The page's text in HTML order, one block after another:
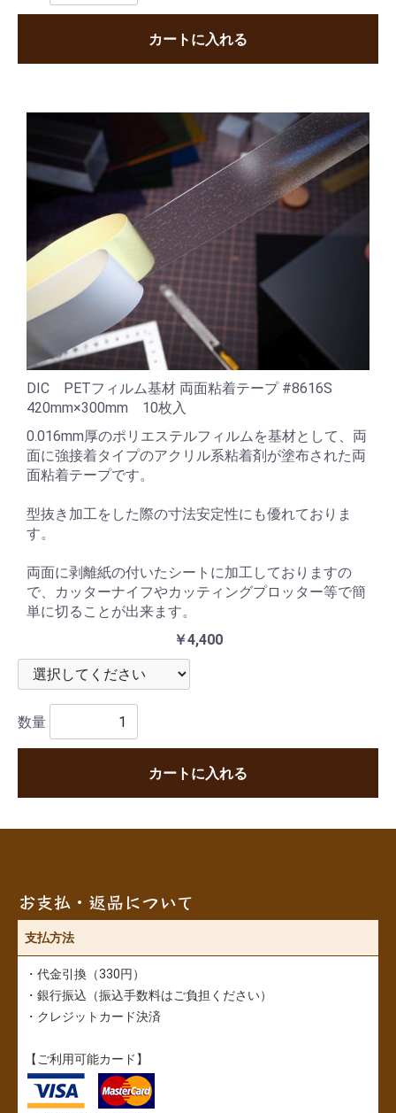
カートに入れる
DIC PETフィルム基材 両面粘着テープ #8616S
420mm×300mm 10枚入
0.016mm厚のポリエステルフィルムを基材として、両
面に強接着タイプのアクリル系粘着剤が塗布された両
面粘着テープです。
型抜き加工をした際の寸法安定性にも優れておりま
す。
両面に剥離紙の付いたシートに加工しておりますの
で、カッターナイフやカッティングプロッター等で簡
単に切ることが出来ます。
￥4,400
数量
カートに入れる
お支払・返品について
支払方法
・代金引換（330円）
・銀行振込（振込手数料はご負担ください）
・クレジットカード決済
【ご利用可能カード】